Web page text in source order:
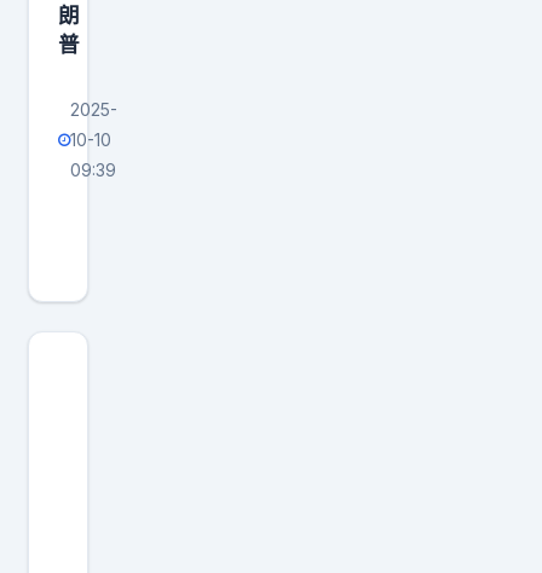
朗
普
2025-
10-10
09:39
定
不